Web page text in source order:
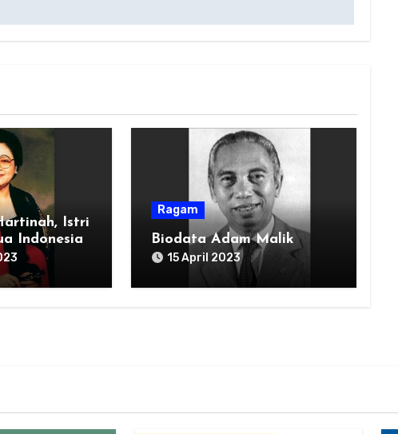
Istri
Indonesia
Ragam
Biodata Adam Malik
15 April 2023